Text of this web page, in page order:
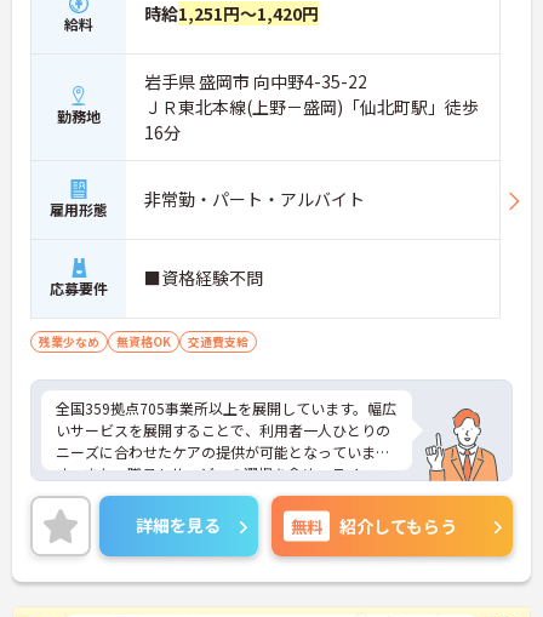
給料 時給1,251円～1,420円
勤務地
岩手県 盛岡市 向中野4-35-22
ＪＲ東北本線(上野－盛岡)「仙北町駅」徒歩
16分
雇用形態 非常勤・パート・アルバイト
応募要件 ■資格経験不問
残業少なめ 無資格OK 交通費支給
全国359拠点705事業所以上を展開しています。幅広
いサービスを展開することで、利用者一人ひとりの
ニーズに合わせたケアの提供が可能となっていま
す。また、職員もサービスの選択を含め、ライフス
タイルに合わせた働き方の選択肢が多くあります。
入社時研修はもちろん、サービス・職種ごとに研修
カリキュラムが整っており学び成長できる環境で
す。
ご興味のある方は面接対策ポイントなどお話致しま
すのでお気軽にお問い合わせください。
詳細を見る 無料 紹介してもらう